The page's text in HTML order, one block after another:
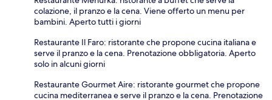
colazione, il pranzo e la cena. Viene offerto un menu per
bambini. Aperto tutti i giorni
Restaurante Il Faro: ristorante che propone cucina italiana e
serve il pranzo e la cena. Prenotazione obbligatoria. Aperto
solo in alcuni giorni
Restaurante Gourmet Aire: ristorante gourmet che propone
cucina mediterranea e serve il pranzo e la cena. Prenotazione